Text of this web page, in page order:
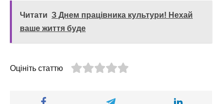
Читати З Днем працівника культури! Нехай
ваше життя буде
Оцініть статтю